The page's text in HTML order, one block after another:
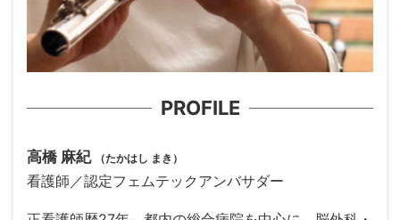
PROFILE
高橋 麻紀 （たかはし まき）
看護師／認定フェムテックアンバサダー